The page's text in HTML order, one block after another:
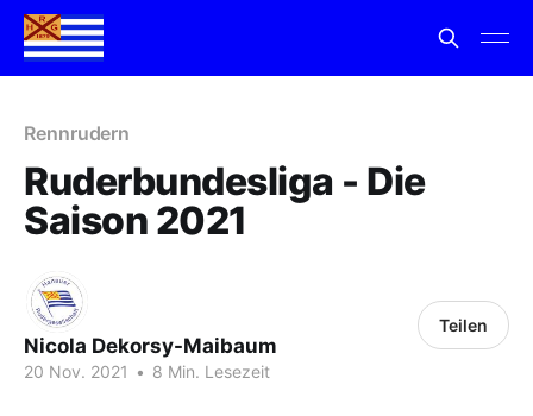
Rennrudern
Ruderbundesliga - Die
Saison 2021
Nicola Dekorsy-Maibaum
20 Nov. 2021 • 8 Min. Lesezeit
Teilen